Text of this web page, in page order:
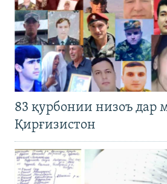
83 қурбонии низоъ дар
Қирғизистон